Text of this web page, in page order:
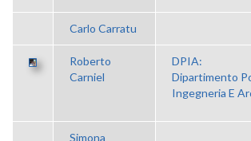
Carlo Carratu
Roberto
Carniel
DPIA:
Dipartimento
Ingegneria E
Simona